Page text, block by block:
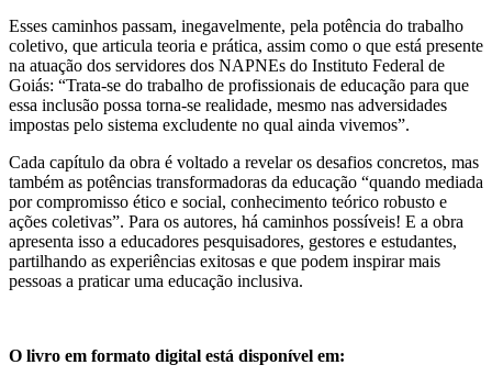
Esses caminhos passam, inegavelmente, pela potência do trabalho
coletivo, que articula teoria e prática, assim como o que está presente
na atuação dos servidores dos NAPNEs do Instituto Federal de
Goiás: “Trata-se do trabalho de profissionais de educação para que
essa inclusão possa torna-se realidade, mesmo nas adversidades
impostas pelo sistema excludente no qual ainda vivemos”.
Cada capítulo da obra é voltado a revelar os desafios concretos, mas
também as potências transformadoras da educação “quando mediada
por compromisso ético e social, conhecimento teórico robusto e
ações coletivas”. Para os autores, há caminhos possíveis! E a obra
apresenta isso a educadores pesquisadores, gestores e estudantes,
partilhando as experiências exitosas e que podem inspirar mais
pessoas a praticar uma educação inclusiva.
O livro em formato digital está disponível em: